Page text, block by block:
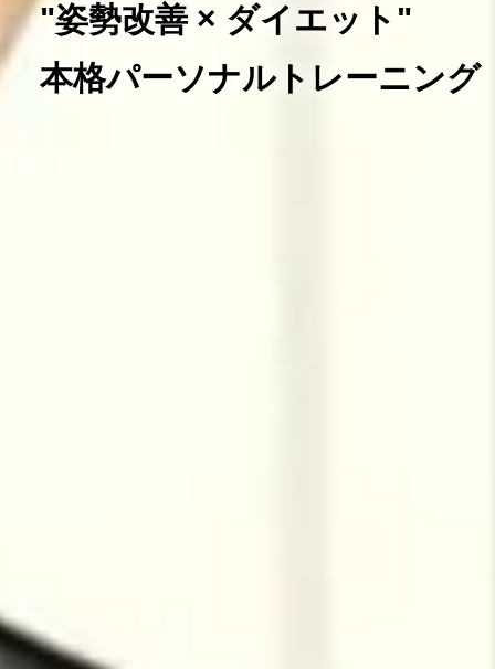
"姿勢改善 × ダイエット"
本格パーソナルトレーニング